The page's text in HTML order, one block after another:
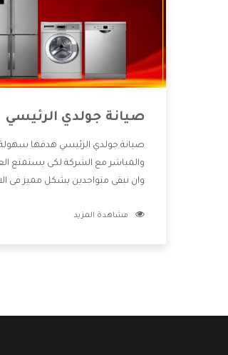
صيانة جولدي الرئيسي
صيانة جولدي الرئيسي هدفها
والمباشر مع الشركة لكى يستمتع
وان نبقى متواجدين بشكل مميز فى
بالخدمات التى تنفرد الشركة بها
مشاهدة المزيد